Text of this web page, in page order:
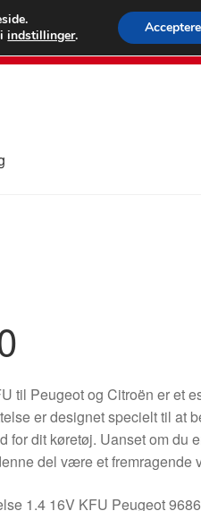
FEDEX
til Peugeot og Citroën er et
er designet specielt til at
for dit køretøj. Uanset om du
del være et fremragende
1.4 16V KFU Peugeot
iindstillinger. Acceptere